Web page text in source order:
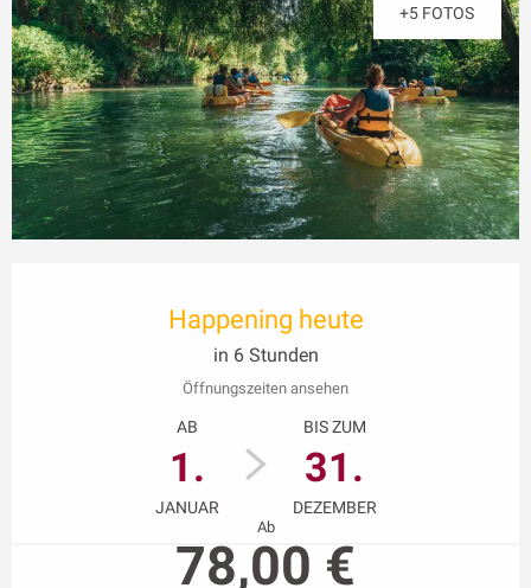
+5 FOTOS
Happening heute
in 6 Stunden
Öffnungszeiten ansehen
AB
1.
JANUAR
BIS ZUM
31.
DEZEMBER
Ab
78,00 €